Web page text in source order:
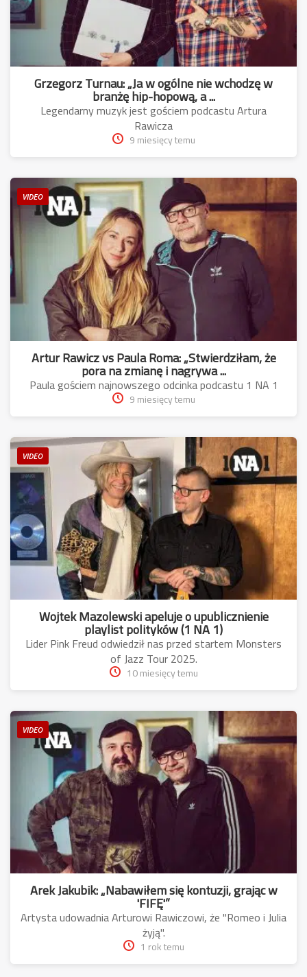
Grzegorz Turnau: „Ja w ogólne nie wchodzę w
branżę hip-hopową, a ...
Legendarny muzyk jest gościem podcastu Artura
Rawicza
9 miesięcy temu
VIDEO
Artur Rawicz vs Paula Roma: „Stwierdziłam, że
pora na zmianę i nagrywa ...
Paula gościem najnowszego odcinka podcastu 1 NA 1
9 miesięcy temu
VIDEO
Wojtek Mazolewski apeluje o upublicznienie
playlist polityków (1 NA 1)
Lider Pink Freud odwiedził nas przed startem Monsters
of Jazz Tour 2025.
10 miesięcy temu
VIDEO
Arek Jakubik: „Nabawiłem się kontuzji, grając w
'FIFĘ'”
Artysta udowadnia Arturowi Rawiczowi, że "Romeo i Julia
żyją".
1 rok temu